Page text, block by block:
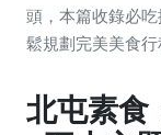
頭，本篇收錄必
鬆規劃完美美食行
北屯素食